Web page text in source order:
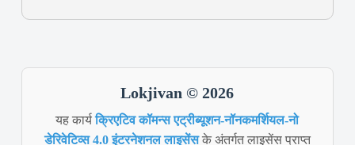
Lokjivan © 2026
यह कार्यक्रिएटिव कॉमन्स एट्रीब्यूशन-नॉनकमर्शियल-नो
डेरिवेटिव्स 4.0 इंटरनेशनल लाइसेंसके अंतर्गत लाइसेंस प्राप्त